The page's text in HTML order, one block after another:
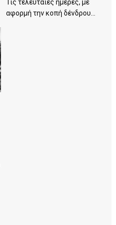
Τις τελευταίες ημέρες, με
αφορμή την κοπή δένδρου...